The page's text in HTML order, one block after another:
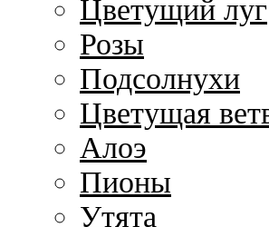
Цветущий луг
Розы
Подсолнухи
Цветущая
Алоэ
Пионы
Утята